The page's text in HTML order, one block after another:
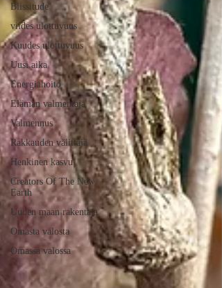
Blissitude
viides ulottuvuus
Kuudes ulottuvuus
Uusi aika
Energiahoito
Elämän valmentaja
Valmennus
Rakkauden välittäjä
Henkinen kasvu
Creators Of The New
Earth
Uuden maan rakentaja
Omasta valosta
Omassa valossa